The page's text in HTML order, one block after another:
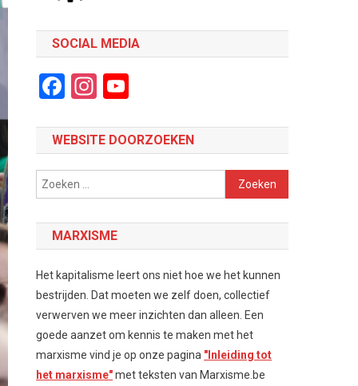
SOCIAL MEDIA
Facebook
Instagram
WEBSITE DOORZOEKEN
Zoeken
naar:
MARXISME
Het kapitalisme leert ons niet hoe we het kunnen
bestrijden. Dat moeten we zelf doen, collectief
verwerven we meer inzichten dan alleen. Een
goede aanzet om kennis te maken met het
marxisme vind je op onze pagina "Inleiding tot
het marxisme"met teksten van Marxisme.be